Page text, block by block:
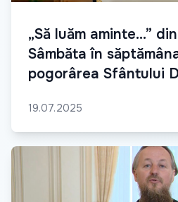
„Să luăm aminte...”
Sâmbăta în
pogorârea Sfântului
19.07.2025